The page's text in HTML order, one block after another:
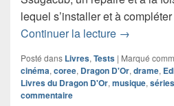
lequel s’installer et à
Continuer la lecture Chronique
→
Posté dans Livres, Tests | Marqué
cinéma, coree, Dragon D'Or, drame,
Livres du Dragon D'Or, musique, séries
commentaire